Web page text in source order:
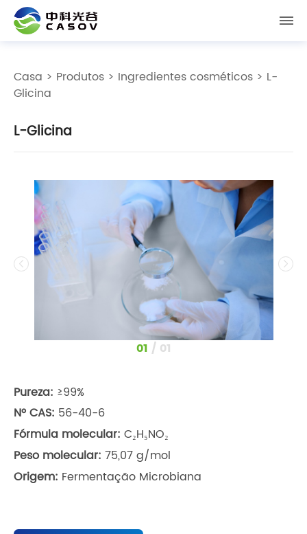
Casa > Produtos > Ingredientes cosméticos > L-
Glicina
L-Glicina
1 / 1
Pureza: ≥99%
Nº CAS: 56-40-6
Fórmula molecular: C₂H₅NO₂
Peso molecular: 75,07 g/mol
Origem: Fermentação Microbiana